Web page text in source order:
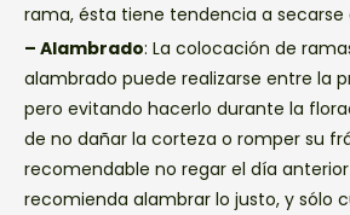
rama, ésta tiene tendencia a secarse
– Alambrado: La colocación de
alambrado puede realizarse entre la
pero evitando hacerlo durante la
de no dañar la corteza o romper su
recomendable no regar el día
recomienda alambrar lo justo, y sólo